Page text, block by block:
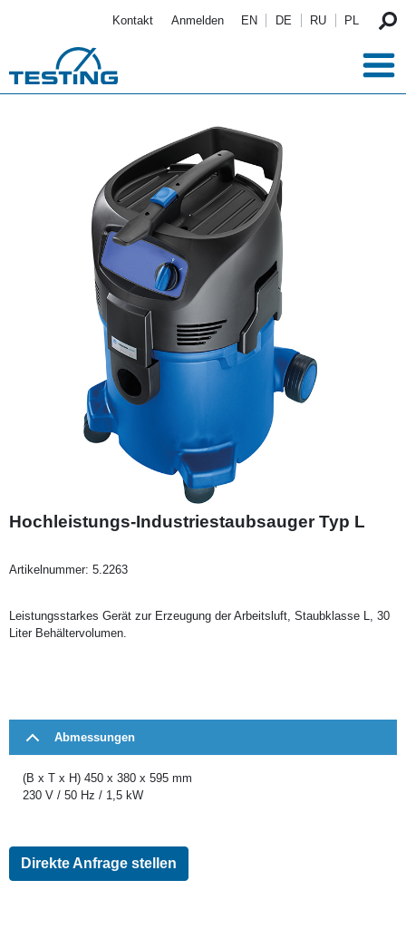
Kontakt Anmelden EN DE RU PL
Hochleistungs-Industriestaubsauger Typ L
Artikelnummer: 5.2263
Leistungsstarkes Gerät zur Erzeugung der Arbeitsluft, Staubklasse L, 30
Liter Behältervolumen.
Abmessungen
(B x T x H) 450 x 380 x 595 mm
230 V / 50 Hz / 1,5 kW
Direkte Anfrage stellen